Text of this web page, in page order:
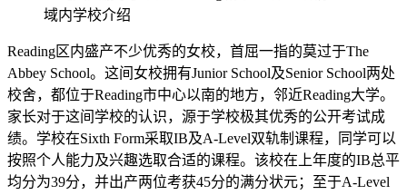
Reading区内盛产不少优秀的女校，首屈一指的莫过于The
Abbey School。这间女校拥有Junior School及Senior School两处
校舍，都位于Reading市中心以南的地方，邻近Reading大学。
家长对于这间学校的认识，源于学校极其优秀的公开考试成
绩。学校在Sixth Form采取IB及A-Level双轨制课程，同学可以
按照个人能力及兴趣选取合适的课程。该校在上年度的IB总平
均分为39分，并出产两位考获45分的满分状元；至于A-Level